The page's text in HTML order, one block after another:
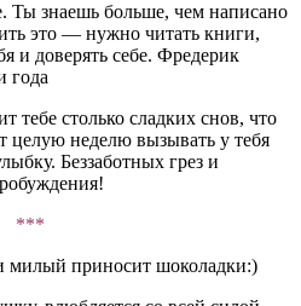
Ты знаешь больше, чем написано
это — нужно читать книги,
и доверять себе. Фредерик
года
тебе столько сладких снов, что
целую неделю вызывать у тебя
Беззаботных грез и
***
милый приносит шоколадки:)